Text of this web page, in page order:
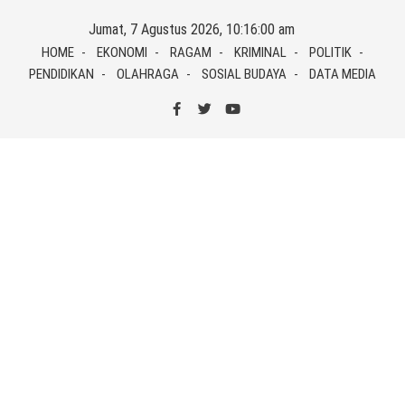
content
Jumat, 7 Agustus 2026, 10:16:00 am
HOME EKONOMI RAGAM KRIMINAL
POLITIK
PENDIDIKAN
OLAHRAGA SOSIAL BUDAYA DATA MEDIA